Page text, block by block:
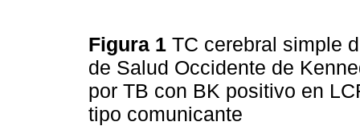
Figura 1 TC cerebral simple
de Salud Occidente de
por TB con BK positivo en
tipo comunicante